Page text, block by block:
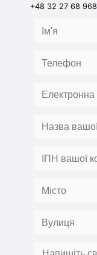
+48 32 27 68 968